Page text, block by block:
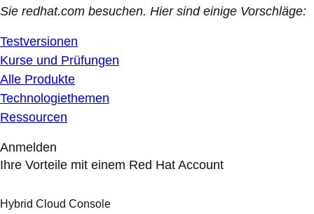
Sie redhat.com besuchen. Hier sind einige Vorschläge:
Testversionen
Kurse und Prüfungen
Alle Produkte
Technologiethemen
Ressourcen
Anmelden
Ihre Vorteile mit einem Red Hat Account
Hybrid Cloud Console